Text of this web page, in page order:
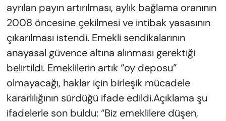
ayrılan payın artırılması, aylık bağlama oranının
2008 öncesine çekilmesi ve intibak yasasının
çıkarılması istendi. Emekli sendikalarının
anayasal güvence altına alınması gerektiği
belirtildi. Emeklilerin artık “oy deposu”
olmayacağı, haklar için birleşik mücadele
kararlılığının sürdüğü ifade edildi.Açıklama şu
ifadelerle son buldu: “Biz emeklilere düşen,